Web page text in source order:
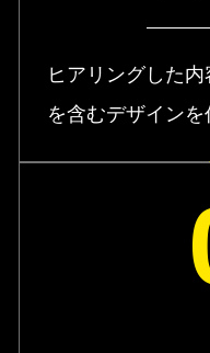
ヒアリングした
を含むデザインを